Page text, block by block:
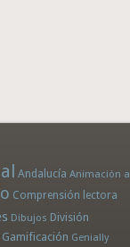
Andalucía Animación a
Comprensión lectora
Dibujos División
Gamificación Genially